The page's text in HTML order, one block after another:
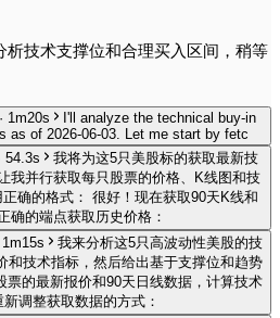
析技术支撑位和合理买入区间，稍等
1m20s
I'll analyze the technical buy-in
as of 2026-06-03. Let me start by fetc
54.3s
我将为这5只美股标的获取最新技
我并行获取每只股票的价格、K线图和技
确的格式： 很好！现在获取90天K线和
确的端点获取历史价格：
我来分析这5只高波动性美股的技
和技术指标，然后给出基于支撑位和趋势
票的最新报价和90天日线数据，计算技术
调整获取数据的方式：